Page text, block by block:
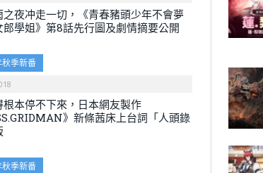
之夜冲走一切，《青春豬頭少年不會夢
郎學姐》第8話先行圖及劇情摘要公開
季新番
根本停不下來，日本網友製作
》新條茜床上台詞「人頭錄
季新番